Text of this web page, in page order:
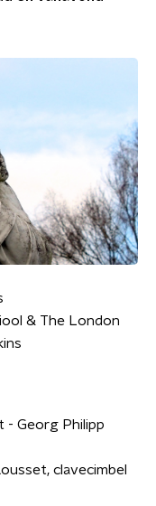
& The London
- Georg Philipp
clavecimbel